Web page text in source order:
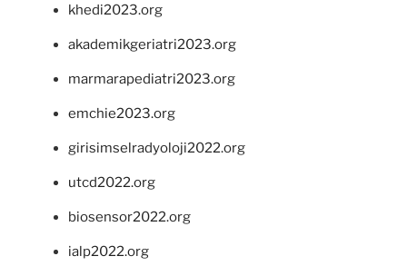
khedi2023.org
akademikgeriatri2023.org
marmarapediatri2023.org
emchie2023.org
girisimselradyoloji2022.org
utcd2022.org
biosensor2022.org
ialp2022.org